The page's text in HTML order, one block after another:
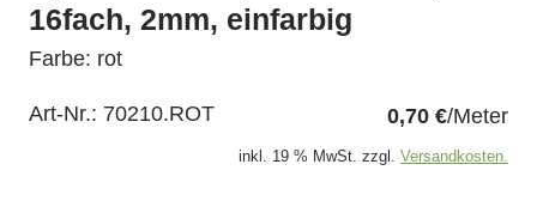
16fach, 2mm, einfarbig
Farbe: rot
Art-Nr.: 70210.ROT 0,70 €/Meter
inkl. 19 % MwSt. zzgl. Versandkosten.